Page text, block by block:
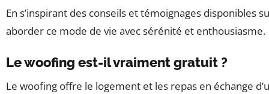
En s’inspirant des conseils et témoignages disponibles
aborder ce mode de vie avec sérénité et enthousiasme.
Le woofing est-il vraiment gratuit ?
Le woofing offre le logement et les repas en échange